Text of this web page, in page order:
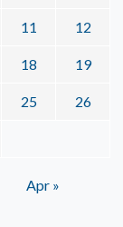
11 12
18 19
25 26
Apr »